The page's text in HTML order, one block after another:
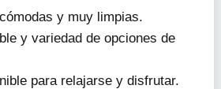
y muy limpias.
y variedad de opciones de
para relajarse y disfrutar.